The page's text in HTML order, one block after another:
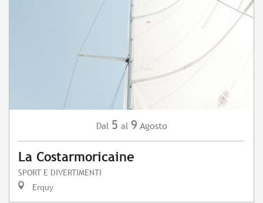
Dal 5 al 9 Agosto
La Costarmoricaine
SPORT E DIVERTIMENTI
Erquy